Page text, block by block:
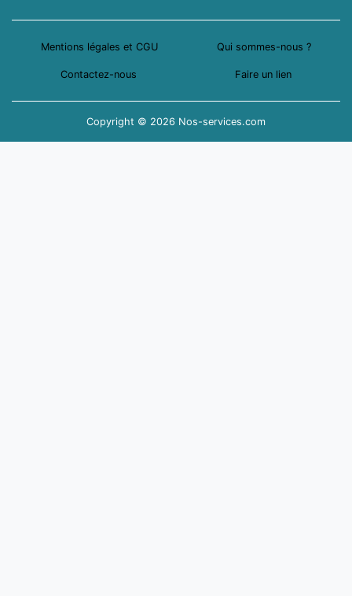
Mentions légales et CGU Qui sommes-nous ?
Contactez-nous Faire un lien
Copyright © 2026 Nos-services.com